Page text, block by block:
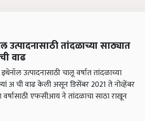
तांदळाच्या साठ्यात
वाढ
उत्पादनासाठी चालू वर्षात तांदळाच्या
अ ची वाढ केली असून डिसेंबर 2021 ते नोव्हेंबर
एफसीआय ने तांदळाचा साठा राखून